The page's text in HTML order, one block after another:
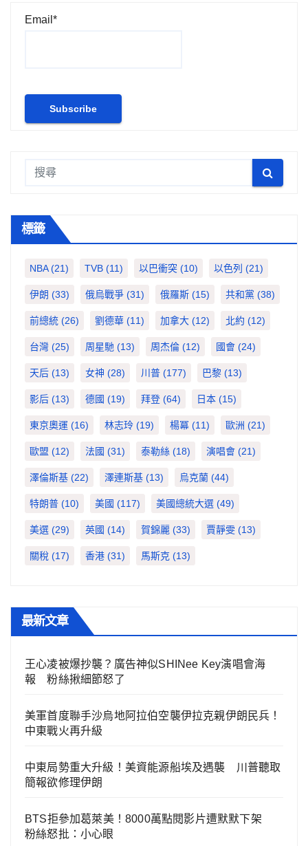
Email*
標籤
NBA(21) TVB (11) 以巴衝突 (10) 以色列 (21)
伊朗 (33) 俄烏戰爭 (31) 俄羅斯 (15) 共和黨 (38)
前總統 (26) 劉德華 (11) 加拿大 (12) 北約 (12)
台灣 (25) 周星馳 (13) 周杰倫 (12) 國會 (24)
天后 (13) 女神 (28) 川普 (177) 巴黎 (13)
影后 (13) 德國 (19) 拜登 (64) 日本 (15)
東京奧運 (16) 林志玲 (19) 楊冪 (11) 歐洲 (21)
歐盟 (12) 法國 (31) 泰勒絲 (18) 演唱會 (21)
澤倫斯基 (22) 澤連斯基 (13) 烏克蘭 (44)
特朗普 (10) 美國 (117) 美國總統大選 (49)
美選 (29) 英國 (14) 賀錦麗 (33) 賈靜雯 (13)
關稅 (17) 香港 (31) 馬斯克 (13)
最新文章
王心凌被爆抄襲？廣告神似SHINee Key演唱會海
報 粉絲揪細節怒了
美軍首度聯手沙烏地阿拉伯空襲伊拉克親伊朗民兵！
中東戰火再升級
中東局勢重大升級！美資能源船埃及遇襲 川普聽取
簡報欲修理伊朗
BTS拒參加葛萊美！8000萬點閱影片遭默默下架
粉絲怒批：小心眼